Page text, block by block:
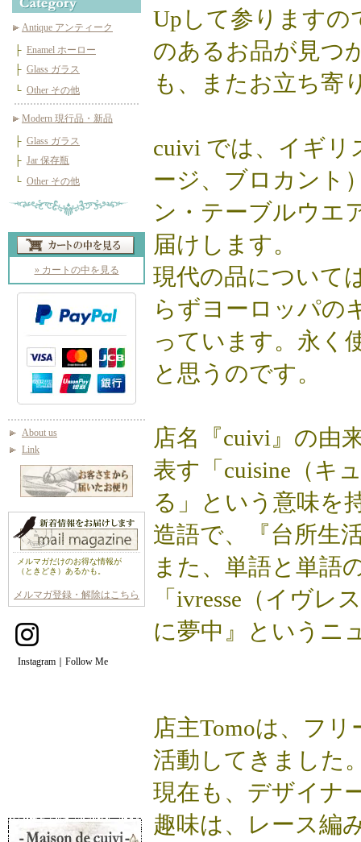
Antique アンティーク
├ Enamel ホーロー
├ Glass ガラス
└ Other その他
Modern 現行品・新品
├ Glass ガラス
├ Jar 保存瓶
└ Other その他
» カートの中を見る
About us
Link
メルマガだけのお得な情報が
（ときどき）あるかも。
メルマガ登録・解除はこちら
Instagram｜Follow Me
Upして参りますの
のあるお品が見つ
も、またお立ち寄
cuivi では、イギ
ージ、ブロカント
ン・テーブルウエ
届けします。
現代の品について
らずヨーロッパの
っています。永く
と思うのです。
店名『cuivi』の由
表す「cuisine（キ
る」という意味を
造語で、『台所生
また、単語と単語
「ivresse（イヴ
に夢中』というニ
店主Tomoは、フ
活動してきました
現在も、デザイナ
趣味は、レース編